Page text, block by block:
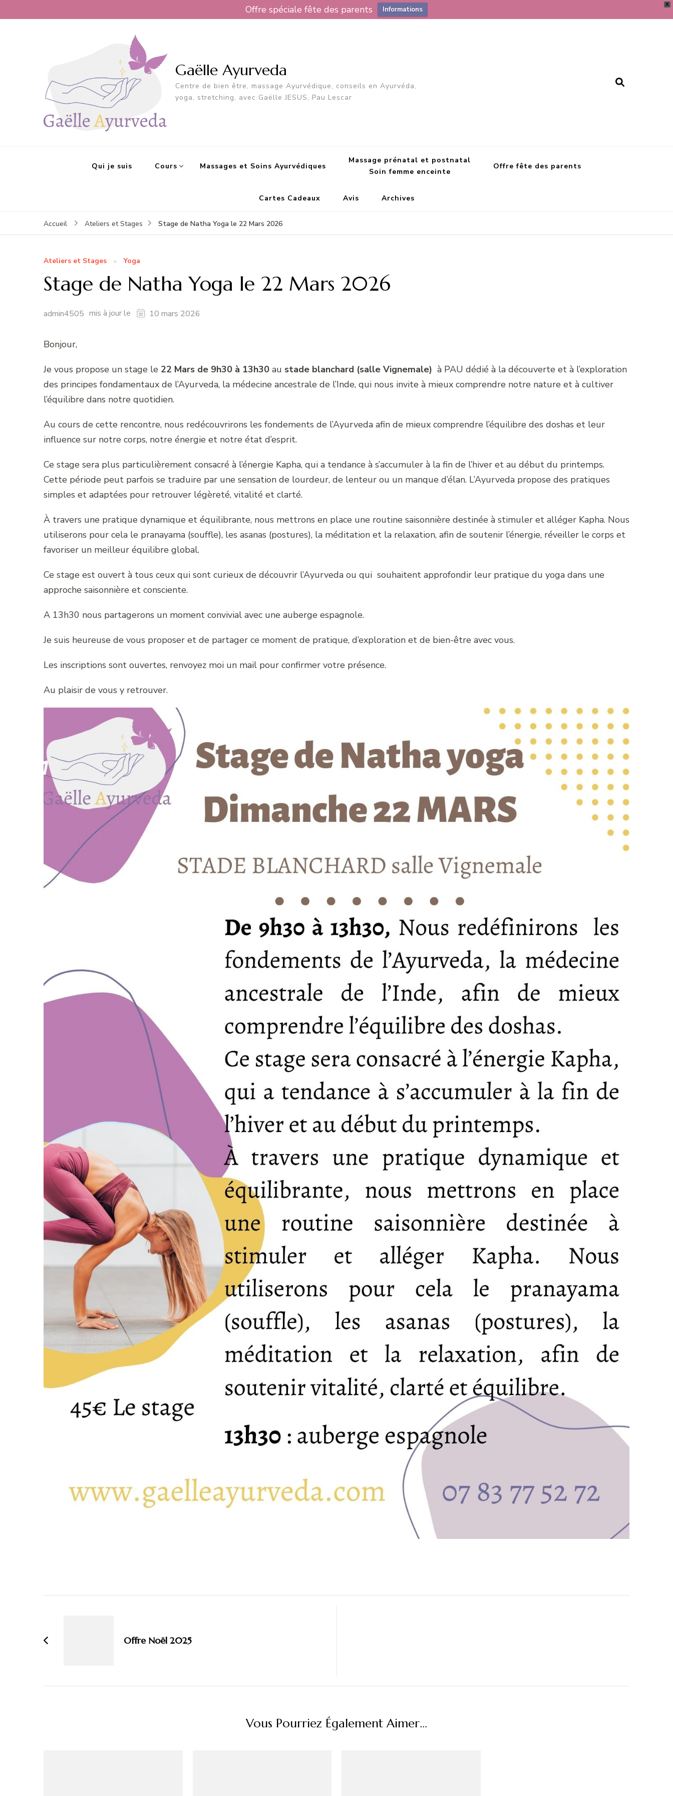
X
Offre spéciale fête des parents Informations
Gaëlle Ayurveda
Centre de bien être, massage Ayurvédique, conseils en Ayurvéda,
yoga, stretching, avec Gaëlle JESUS, Pau Lescar
Qui je suis Cours Massages et Soins Ayurvédiques
Massage prénatal et postnatal
Soin femme enceinte
Offre fête des parents
Cartes Cadeaux Avis Archives
Accueil Ateliers et Stages Stage de Natha Yoga le 22 Mars 2026
Ateliers et Stages Yoga
Stage de Natha Yoga le 22 Mars 2026
admin4505 mis à jour le 10 mars 2026
Bonjour,
Je vous propose un stage le 22 Mars de 9h30 à 13h30 au stade blanchard (salle Vignemale) à PAU dédié à la découverte et à l’exploration
des principes fondamentaux de l’Ayurveda, la médecine ancestrale de l’Inde, qui nous invite à mieux comprendre notre nature et à cultiver
l’équilibre dans notre quotidien.
Au cours de cette rencontre, nous redécouvrirons les fondements de l’Ayurveda afin de mieux comprendre l’équilibre des doshas et leur
influence sur notre corps, notre énergie et notre état d’esprit.
Ce stage sera plus particulièrement consacré à l’énergie Kapha, qui a tendance à s’accumuler à la fin de l’hiver et au début du printemps.
Cette période peut parfois se traduire par une sensation de lourdeur, de lenteur ou un manque d’élan. L’Ayurveda propose des pratiques
simples et adaptées pour retrouver légèreté, vitalité et clarté.
À travers une pratique dynamique et équilibrante, nous mettrons en place une routine saisonnière destinée à stimuler et alléger Kapha. Nous
utiliserons pour cela le pranayama (souffle), les asanas (postures), la méditation et la relaxation, afin de soutenir l’énergie, réveiller le corps et
favoriser un meilleur équilibre global.
Ce stage est ouvert à tous ceux qui sont curieux de découvrir l’Ayurveda ou qui souhaitent approfondir leur pratique du yoga dans une
approche saisonnière et consciente.
A 13h30 nous partagerons un moment convivial avec une auberge espagnole.
Je suis heureuse de vous proposer et de partager ce moment de pratique, d’exploration et de bien-être avec vous.
Les inscriptions sont ouvertes, renvoyez moi un mail pour confirmer votre présence.
Au plaisir de vous y retrouver.
Offre Noël 2025
Vous Pourriez Également Aimer...